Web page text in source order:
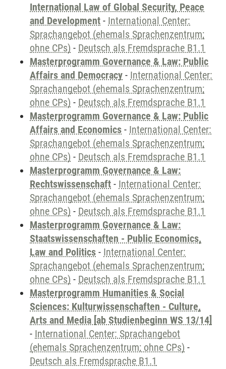
International Law of Global Security, Peace
and Development - International Center:
Sprachangebot (ehemals Sprachenzentrum;
ohne CPs) - Deutsch als Fremdsprache B1.1
Masterprogramm Governance & Law: Public
Affairs and Democracy - International Center:
Sprachangebot (ehemals Sprachenzentrum;
ohne CPs) - Deutsch als Fremdsprache B1.1
Masterprogramm Governance & Law: Public
Affairs and Economics - International Center:
Sprachangebot (ehemals Sprachenzentrum;
ohne CPs) - Deutsch als Fremdsprache B1.1
Masterprogramm Governance & Law:
Rechtswissenschaft - International Center:
Sprachangebot (ehemals Sprachenzentrum;
ohne CPs) - Deutsch als Fremdsprache B1.1
Masterprogramm Governance & Law:
Staatswissenschaften - Public Economics,
Law and Politics - International Center:
Sprachangebot (ehemals Sprachenzentrum;
ohne CPs) - Deutsch als Fremdsprache B1.1
Masterprogramm Humanities & Social
Sciences: Kulturwissenschaften - Culture,
Arts and Media [ab Studienbeginn WS 13/14]
- International Center: Sprachangebot
(ehemals Sprachenzentrum; ohne CPs) -
Deutsch als Fremdsprache B1.1